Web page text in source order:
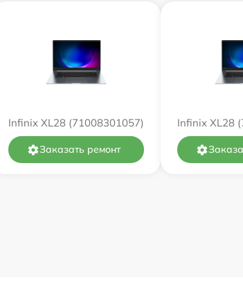
охлаждения
моста
Infinix XL28 (71008301057)
Заказать ремонт
Infinix XL28